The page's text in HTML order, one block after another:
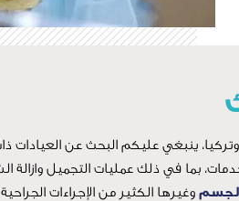
ينبغي عليكم البحث عن العيادات
بما في ذلك عمليات التجميل وازالة
وغيرها الكثير من الإجراءات